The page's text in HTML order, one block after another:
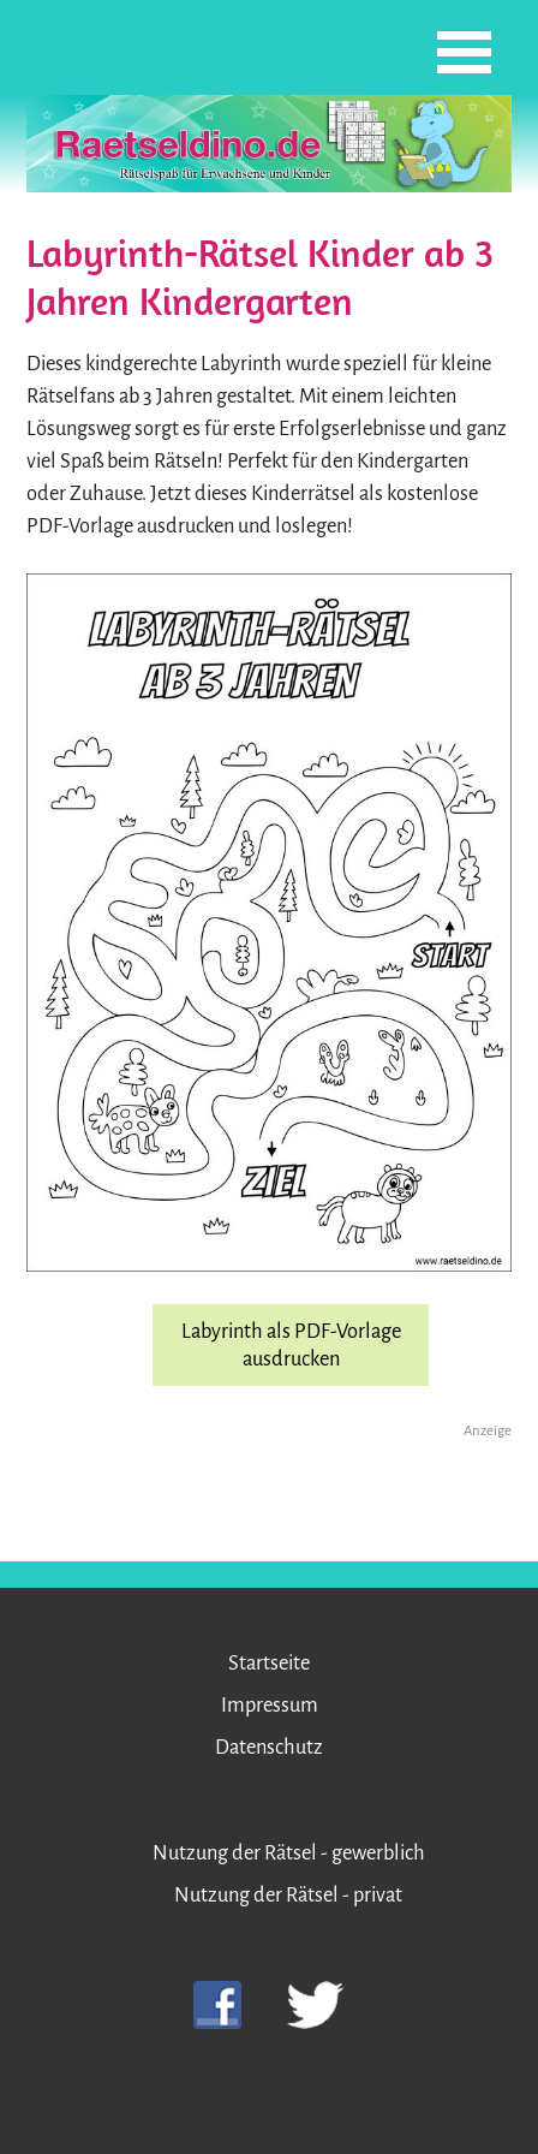
Labyrinth-Rätsel Kinder ab 3
Jahren Kindergarten
Dieses kindgerechte Labyrinth wurde speziell für kleine
Rätselfans ab 3 Jahren gestaltet. Mit einem leichten
Lösungsweg sorgt es für erste Erfolgserlebnisse und ganz
viel Spaß beim Rätseln! Perfekt für den Kindergarten
oder Zuhause. Jetzt dieses Kinderrätsel als kostenlose
PDF-Vorlage ausdrucken und loslegen!
Labyrinth als PDF-Vorlage
ausdrucken
Anzeige
Startseite
Impressum
Datenschutz
Nutzung der Rätsel - gewerblich
Nutzung der Rätsel - privat